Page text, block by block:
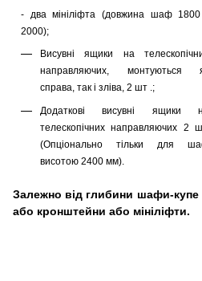
- два мініліфта (довжина шаф 1800
2000);
Висувні ящики на
направляючих, монтуються
справа, так і зліва, 2 шт .;
Додаткові висувні ящики
телескопічних направляючих 2
(Опціонально тільки для
висотою 2400 мм).
Залежно від глибини шафи-
або кронштейни або мініліфти.